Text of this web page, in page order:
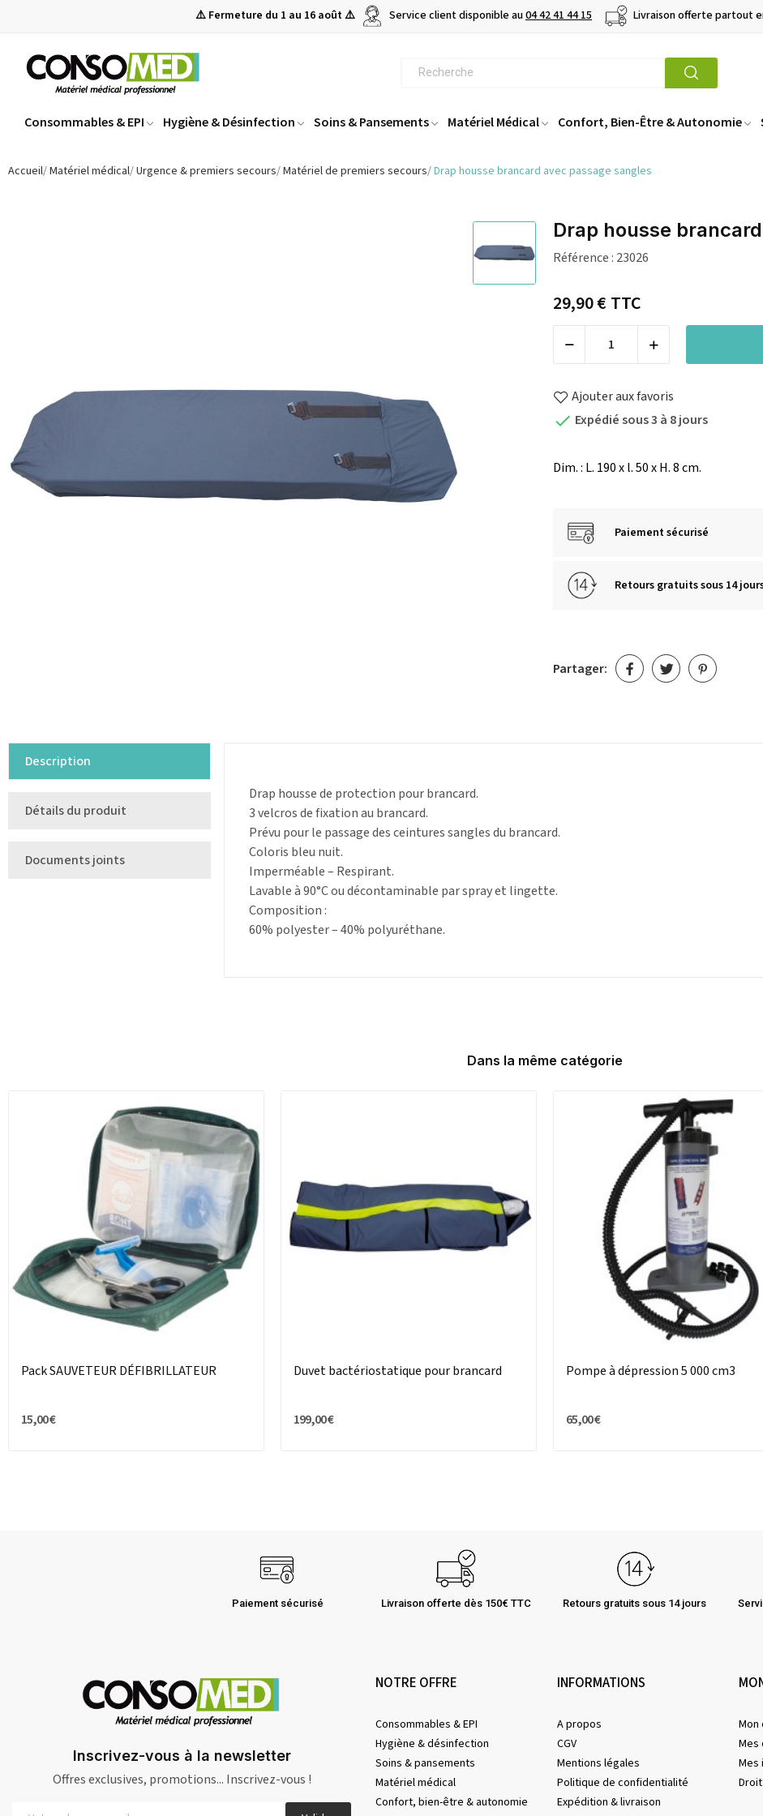
⚠️ Fermeture du 1 au 16 août ⚠️ Service client disponible au04 42 41 44 15 Livraison offerte partout
Consommables & EPI Hygiène & Désinfection Soins & Pansements Matériel Médical Confort, Bien-Être & Autonomie
Accueil Matériel médical Urgence & premiers secours Matériel de premiers secours Drap housse brancard avec passage sangles
Drap housse
Référence : 23026
29,90 €TTC
Ajouter aux favoris
 Expédié sous 3 à 8 jours
Dim. : L. 190 x l. 50 x H. 8 cm.
Paiement sécurisé
Retours gratuits sous 14
Partager:
Description
Détails du produit
Documents joints
Drap housse de protection pour brancard.
3 velcros de fixation au brancard.
Prévu pour le passage des ceintures sangles du brancard.
Coloris bleu nuit.
Imperméable – Respirant.
Lavable à 90°C ou décontaminable par spray et lingette.
Composition :
60% polyester – 40% polyuréthane.
Dans la même catégorie
Pack SAUVETEUR DÉFIBRILLATEUR
15,00 €
Duvet bactériostatique pour brancard
199,00 €
Pompe à dépression 5 000 cm3
65,00 €
Paiement sécurisé Livraison offerte dès 150€ TTC Retours gratuits sous 14 jours
Inscrivez-vous à la newsletter
Offres exclusives, promotions... Inscrivez-vous !
NOTRE OFFRE
Consommables & EPI
Hygiène & désinfection
Soins & pansements
Matériel médical
Confort, bien-être & autonomie
INFORMATIONS
A propos
CGV
Mentions légales
Politique de confidentialité
Expédition & livraison
Mon
Mes
Mes